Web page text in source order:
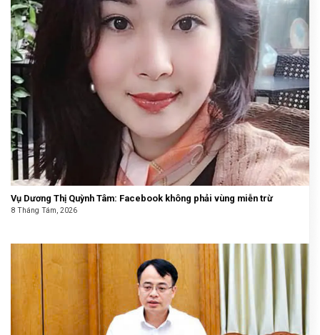
Vụ Dương Thị Quỳnh Tâm: Facebook không phải vùng miễn trừ
8 Tháng Tám, 2026